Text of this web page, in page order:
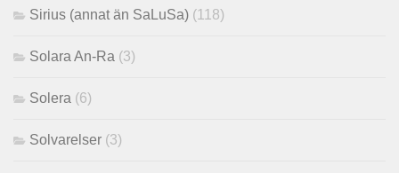
Sirius (annat än SaLuSa) (118)
Solara An-Ra (3)
Solera (6)
Solvarelser (3)